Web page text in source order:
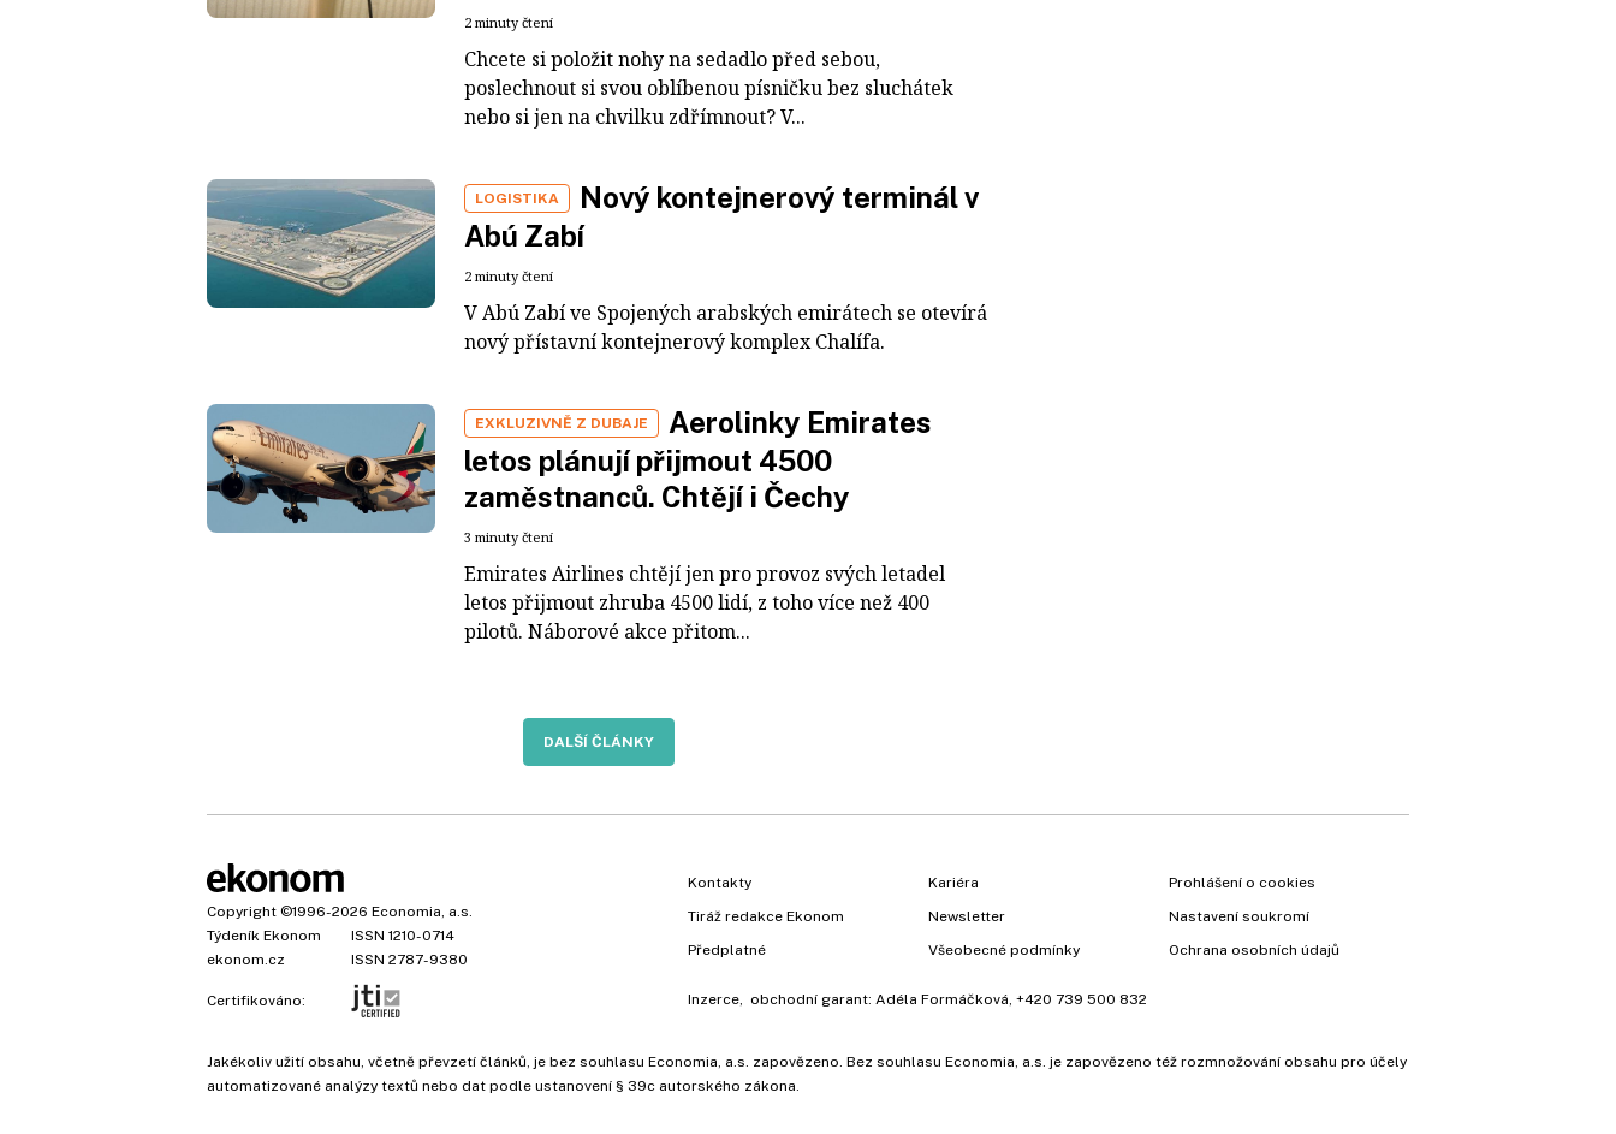
2 minuty čtení
Chcete si položit nohy na sedadlo před sebou,
poslechnout si svou oblíbenou písničku bez sluchátek
nebo si jen na chvilku zdřímnout? V...
LOGISTIKA
Nový kontejnerový terminál v
Abú Zabí
2 minuty čtení
V Abú Zabí ve Spojených arabských emirátech se otevírá
nový přístavní kontejnerový komplex Chalífa.
EXKLUZIVNĚ Z DUBAJE
Aerolinky Emirates
letos plánují přijmout 4500
zaměstnanců. Chtějí i Čechy
3 minuty čtení
Emirates Airlines chtějí jen pro provoz svých letadel
letos přijmout zhruba 4500 lidí, z toho více než 400
pilotů. Náborové akce přitom...
DALŠÍ ČLÁNKY
Copyright ©1996-2026 Economia, a.s.
Týdeník Ekonom
ISSN 1210-0714
ekonom.cz
ISSN 2787-9380
Certifikováno:
Kontakty
Tiráž redakce Ekonom
Předplatné
Kariéra
Newsletter
Všeobecné podmínky
Prohlášení o cookies
Nastavení soukromí
Ochrana osobních údajů
Inzerce , obchodní garant: Adéla Formáčková +420 739 500 832
Jakékoliv užití obsahu, včetně převzetí článků, je bez souhlasu Economia, a.s. zapovězeno. Bez souhlasu Economia, a.s. je zapovězeno též rozmnožování obsahu pro účely
automatizované analýzy textů nebo dat podle ustanovení § 39c autorského zákona.